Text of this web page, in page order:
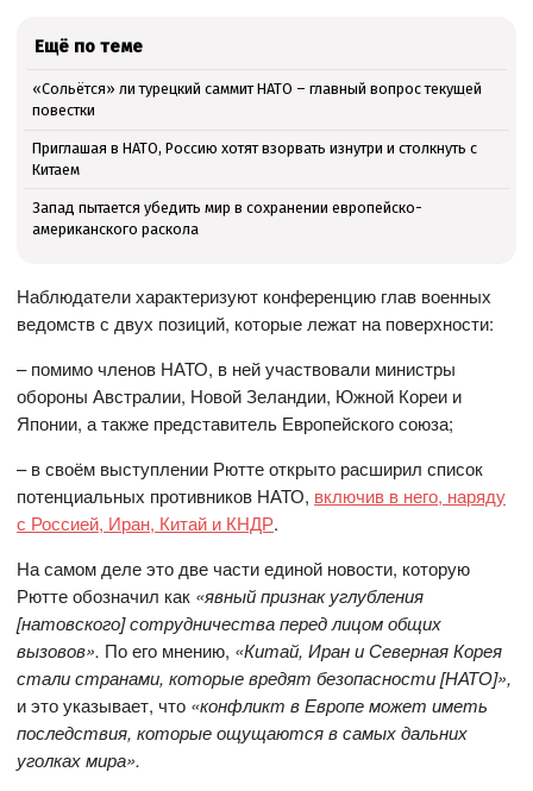
Ещё по теме
«Сольётся» ли турецкий саммит НАТО – главный вопрос текущей
повестки
Приглашая в НАТО, Россию хотят взорвать изнутри и столкнуть с
Китаем
Запад пытается убедить мир в сохранении европейско-
американского раскола
Наблюдатели характеризуют конференцию глав военных
ведомств с двух позиций, которые лежат на поверхности:
– помимо членов НАТО, в ней участвовали министры
обороны Австралии, Новой Зеландии, Южной Кореи и
Японии, а также представитель Европейского союза;
– в своём выступлении Рютте открыто расширил список
потенциальных противников НАТО, включив в него, наряду
с Россией, Иран, Китай и КНДР.
На самом деле это две части единой новости, которую
Рютте обозначил как «явный признак углубления
[натовского] сотрудничества перед лицом общих
вызовов». По его мнению, «Китай, Иран и Северная Корея
стали странами, которые вредят безопасности [НАТО]»,
и это указывает, что «конфликт в Европе может иметь
последствия, которые ощущаются в самых дальних
уголках мира».